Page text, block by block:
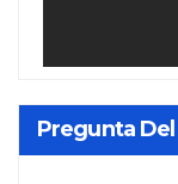
Pregunta Del